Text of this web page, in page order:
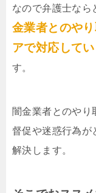
なので弁護士なら
金業者とのや
アで対応して
す。
闇金業者とのやり
督促や迷惑行為が
解決します。